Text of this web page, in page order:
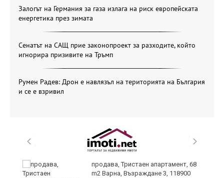
Залогът на Германия за газа излага на риск европейската
енергетика през зимата
Сенатът на САЩ прие законопроект за разходите, който
игнорира призивите на Тръмп
Румен Радев: Дрон е навлязъл на територията на България
и се е взривил
продава, Тристаен апартамент, 68
m2 Варна, Възраждане 3, 118900